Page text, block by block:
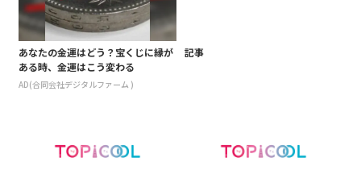
あなたの金運はどう？宝くじに縁が
ある時、金運はこう変わる
AD(合同会社デジタルファーム )
記事